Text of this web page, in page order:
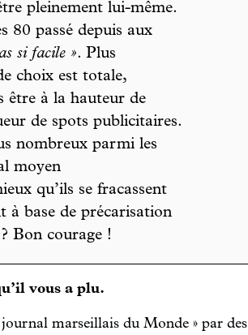
pleinement lui-même.
80 passé depuis aux
si facile ». Plus
choix est totale,
être à la hauteur de
de spots publicitaires.
nombreux parmi les
moyen
qu’ils se fracassent
à base de précarisation
Bon courage !
vous a plu.
marseillais du Monde » par des